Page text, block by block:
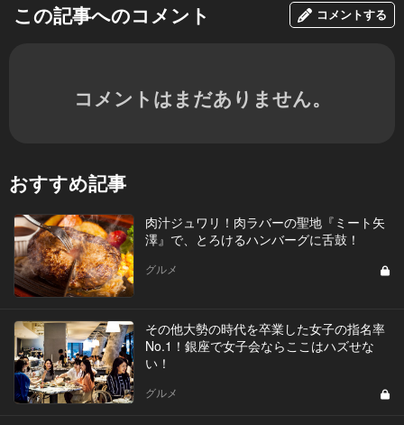
この記事へのコメント コメントする
コメントはまだありません。
おすすめ記事
肉汁ジュワリ！肉ラバーの聖地『ミート矢
澤』で、とろけるハンバーグに舌鼓！
グルメ
その他大勢の時代を卒業した女子の指名率
No.1！銀座で女子会ならここはハズせな
い！
グルメ